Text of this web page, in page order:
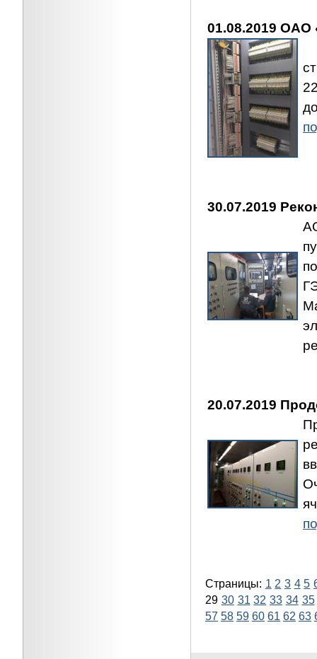
01.08.2019 ОАО
30.07.2019
20.07.2019
Страницы: 1 2 3 4 5
29 30 31 32 33 34 35
57 58 59 60 61 62 63